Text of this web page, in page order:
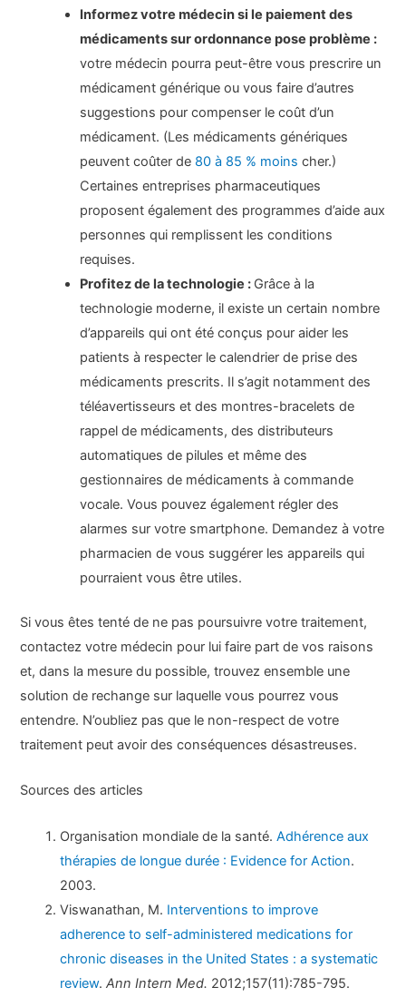
Informez votre médecin si le paiement des
médicaments sur ordonnance pose problème :
votre médecin pourra peut-être vous prescrire un
médicament générique ou vous faire d’autres
suggestions pour compenser le coût d’un
médicament. (Les médicaments génériques
peuvent coûter de 80 à 85 % moins cher.)
Certaines entreprises pharmaceutiques
proposent également des programmes d’aide aux
personnes qui remplissent les conditions
requises.
Profitez de la technologie : Grâce à la
technologie moderne, il existe un certain nombre
d’appareils qui ont été conçus pour aider les
patients à respecter le calendrier de prise des
médicaments prescrits. Il s’agit notamment des
téléavertisseurs et des montres-bracelets de
rappel de médicaments, des distributeurs
automatiques de pilules et même des
gestionnaires de médicaments à commande
vocale. Vous pouvez également régler des
alarmes sur votre smartphone. Demandez à votre
pharmacien de vous suggérer les appareils qui
pourraient vous être utiles.
Si vous êtes tenté de ne pas poursuivre votre traitement,
contactez votre médecin pour lui faire part de vos raisons
et, dans la mesure du possible, trouvez ensemble une
solution de rechange sur laquelle vous pourrez vous
entendre. N’oubliez pas que le non-respect de votre
traitement peut avoir des conséquences désastreuses.
Sources des articles
Organisation mondiale de la santé.Adhérence aux
thérapies de longue durée : Evidence for Action.
2003.
Viswanathan, M. Interventions to improve
adherence to self-administered medications for
chronic diseases in the United States : a systematic
review.Ann Intern Med. 2012;157(11):785-795.